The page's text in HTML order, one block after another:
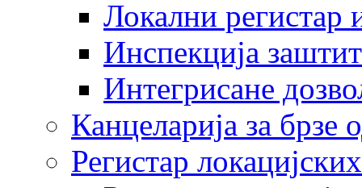
Локални регистар
Инспекција
Интегрисане
Канцеларија за брзе
Регистар